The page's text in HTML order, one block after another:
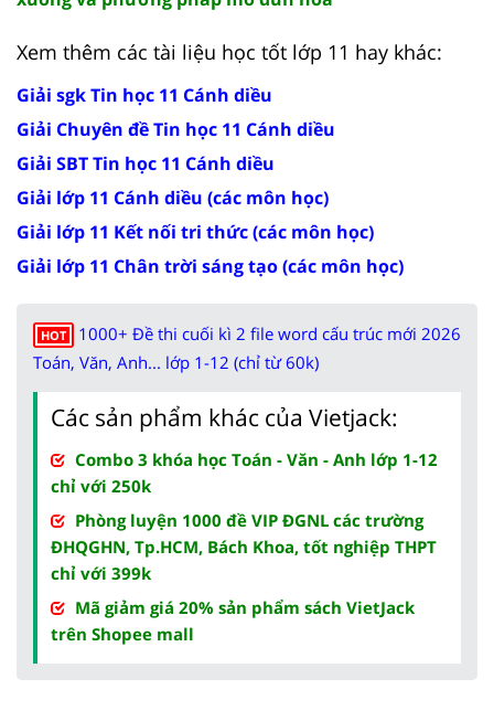
Xem thêm các tài liệu học tốt lớp 11 hay khác:
Giải sgk Tin học 11 Cánh diều
Giải Chuyên đề Tin học 11 Cánh diều
Giải SBT Tin học 11 Cánh diều
Giải lớp 11 Cánh diều (các môn học)
Giải lớp 11 Kết nối tri thức (các môn học)
Giải lớp 11 Chân trời sáng tạo (các môn học)
HOT
1000+ Đề thi cuối kì 2 file word cấu trúc mới 2026
Toán, Văn, Anh... lớp 1-12 (chỉ từ 60k)
Các sản phẩm khác của Vietjack:
Combo 3 khóa học Toán - Văn - Anh lớp 1-12
chỉ với 250k
Phòng luyện 1000 đề VIP ĐGNL các trường
ĐHQGHN, Tp.HCM, Bách Khoa, tốt nghiệp THPT
chỉ với 399k
Mã giảm giá 20% sản phẩm sách VietJack
trên Shopee mall